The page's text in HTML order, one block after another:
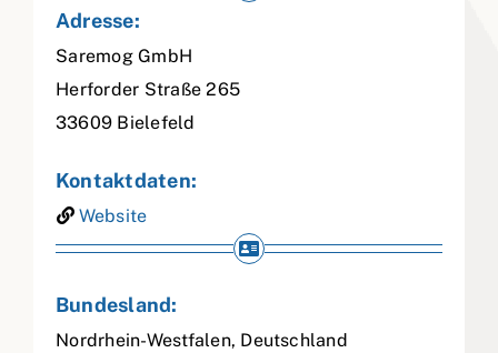
Adresse:
Saremog GmbH
Herforder Straße 265
33609 Bielefeld
Kontaktdaten:
Website
Bundesland:
Nordrhein-Westfalen, Deutschland